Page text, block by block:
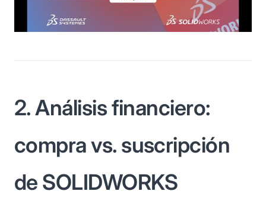
2. Análisis financiero:
compra vs. suscripción
de SOLIDWORKS